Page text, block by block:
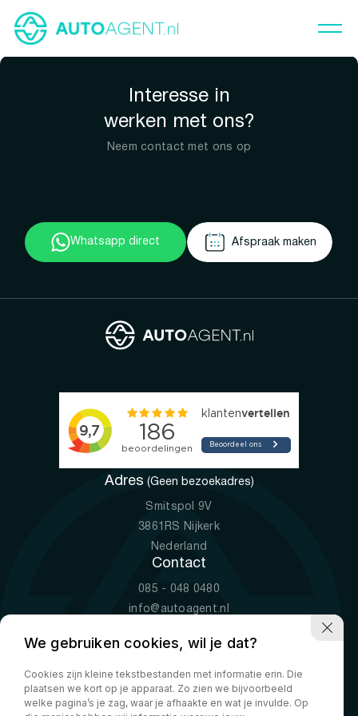
Interesse in
werken met ons?
Neem contact met ons op
Whatsapp direct Afspraak maken
Adres (Geen bezoekadres)
Smitspol 9V
3861RS Nijkerk
Nederland
Contact
085 - 048 0480
info@autoagent.nl
Openingstijden
Ma-Vr
09:00 - 19:00
Za
10:00 - 17:00
We gebruiken cookies, wil je dat?
Cookies zijn kleine tekstbestanden met informatie erin. Die
plaatsen we kort op je apparaat. Zo zien we bijvoorbeeld
welke pagina’s je zag, waar je afhaakte en wat je invulde. Op